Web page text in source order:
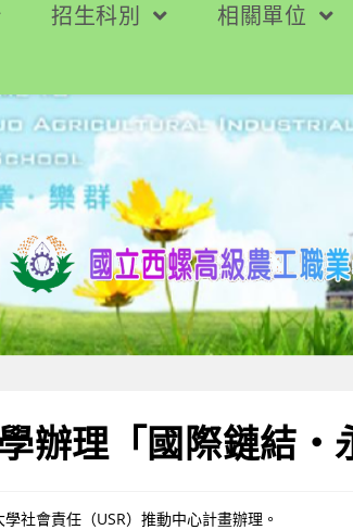
招生科別 相關單位
辦理「國際鏈結‧
社會責任（USR）推動中心計畫辦理。